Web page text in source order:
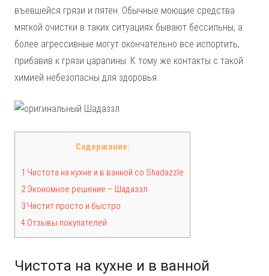
въевшейся грязи и пятен. Обычные моющие средства
мягкой очистки в таких ситуациях бывают бессильны, а
более агрессивные могут окончательно все испортить,
прибавив к грязи царапины. К тому же контакты с такой
химией небезопасны для здоровья.
Содержание:
1 Чистота на кухне и в ванной со Shadazzle
2 Экономное решение – Шадаззл
3 Чистит просто и быстро
4 Отзывы покупателей
Чистота на кухне и в ванной